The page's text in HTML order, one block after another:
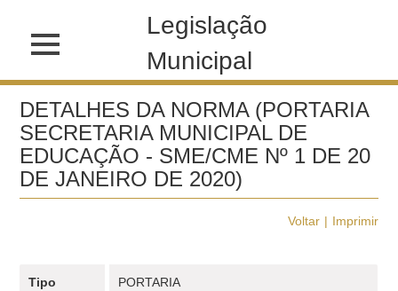
Legislação
Municipal
DETALHES DA NORMA (PORTARIA
SECRETARIA MUNICIPAL DE
EDUCAÇÃO - SME/CME Nº 1 DE 20
DE JANEIRO DE 2020)
Voltar Imprimir
Tipo PORTARIA